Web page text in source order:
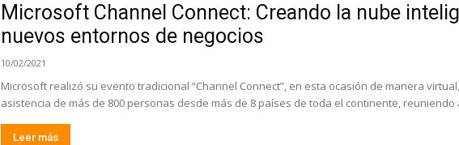
Microsoft Channel Connect: Creando la nube
nuevos entornos de negocios
10/02/2021
Microsoft realizó su evento tradicional “Channel Connect”, en esta ocasión de manera
asistencia de más de 800 personas desde más de 8 países de toda el continente, reuniendo
Leer más